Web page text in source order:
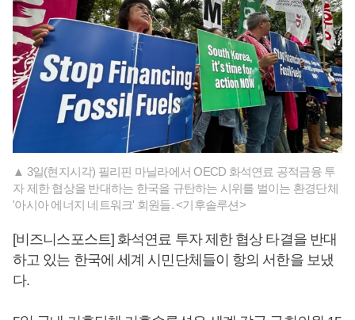
▲ 3일(현지시각) 필리핀 마닐라에서 OECD 화석연료 공적금융 투
자 제한 협상을 반대하는 한국을 규탄하는 시위를 벌이는 환경단체
'아시아 에너지 네트워크' 회원들. <기후솔루션>
[비즈니스포스트] 화석연료 투자 제한 협상 타결을 반대
하고 있는 한국에 세계 시민단체들이 항의 서한을 보냈
다.